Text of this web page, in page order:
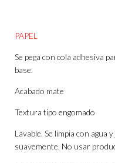
PAPEL
Se pega con cola adhesiva
base.
Acabado mate
Textura tipo engomado
Lavable. Se limpia con agua
suavemente. No usar